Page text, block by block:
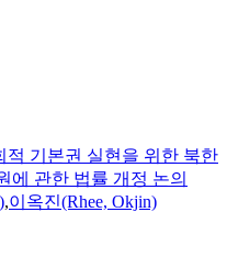
기본권 실현을 위한 북한
에 관한 법률 개정 논의
,이옥진(Rhee, Okjin)